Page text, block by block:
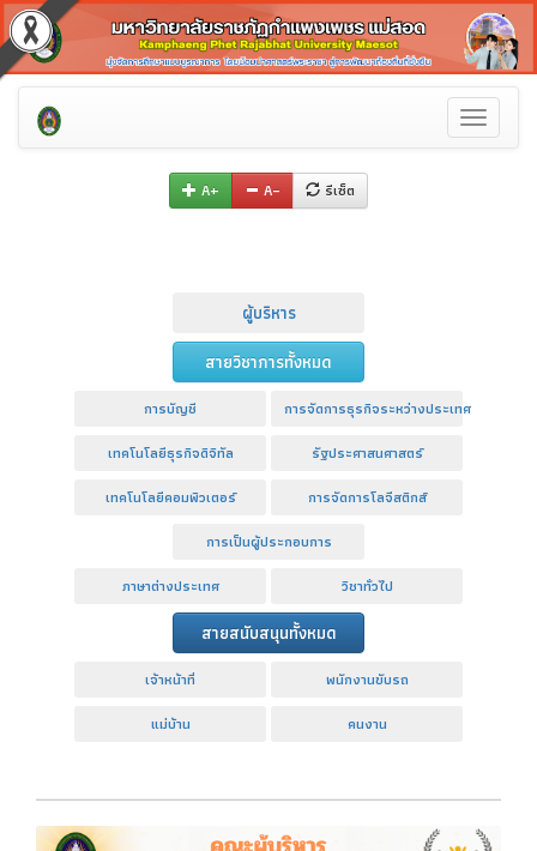
Toggle
A+ A– รีเซ็ต
ผู้บริหาร
สายวิชาการทั้งหมด
การบัญชี
การจัดการธุรกิจระหว่างประเทศ
เทคโนโลยีธุรกิจดิจิทัล
รัฐประศาสนศาสตร์
เทคโนโลยีคอมพิวเตอร์
การจัดการโลจีสติกส์
การเป็นผู้ประกอบการ
ภาษาต่างประเทศ
วิชาทั่วไป
สายสนับสนุนทั้งหมด
เจ้าหน้าที่
พนักงานขับรถ
แม่บ้าน
คนงาน